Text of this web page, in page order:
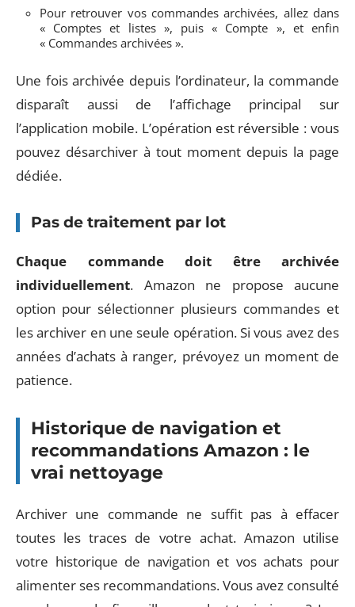
Pour retrouver vos commandes archivées, allez dans
« Comptes et listes », puis « Compte », et enfin
« Commandes archivées ».
Une fois archivée depuis l’ordinateur, la commande
disparaît aussi de l’affichage principal sur
l’application mobile. L’opération est réversible : vous
pouvez désarchiver à tout moment depuis la page
dédiée.
Pas de traitement par lot
Chaque commande doit être archivée
individuellement. Amazon ne propose aucune
option pour sélectionner plusieurs commandes et
les archiver en une seule opération. Si vous avez des
années d’achats à ranger, prévoyez un moment de
patience.
Historique de navigation et
recommandations Amazon : le
vrai nettoyage
Archiver une commande ne suffit pas à effacer
toutes les traces de votre achat. Amazon utilise
votre historique de navigation et vos achats pour
alimenter ses recommandations. Vous avez consulté